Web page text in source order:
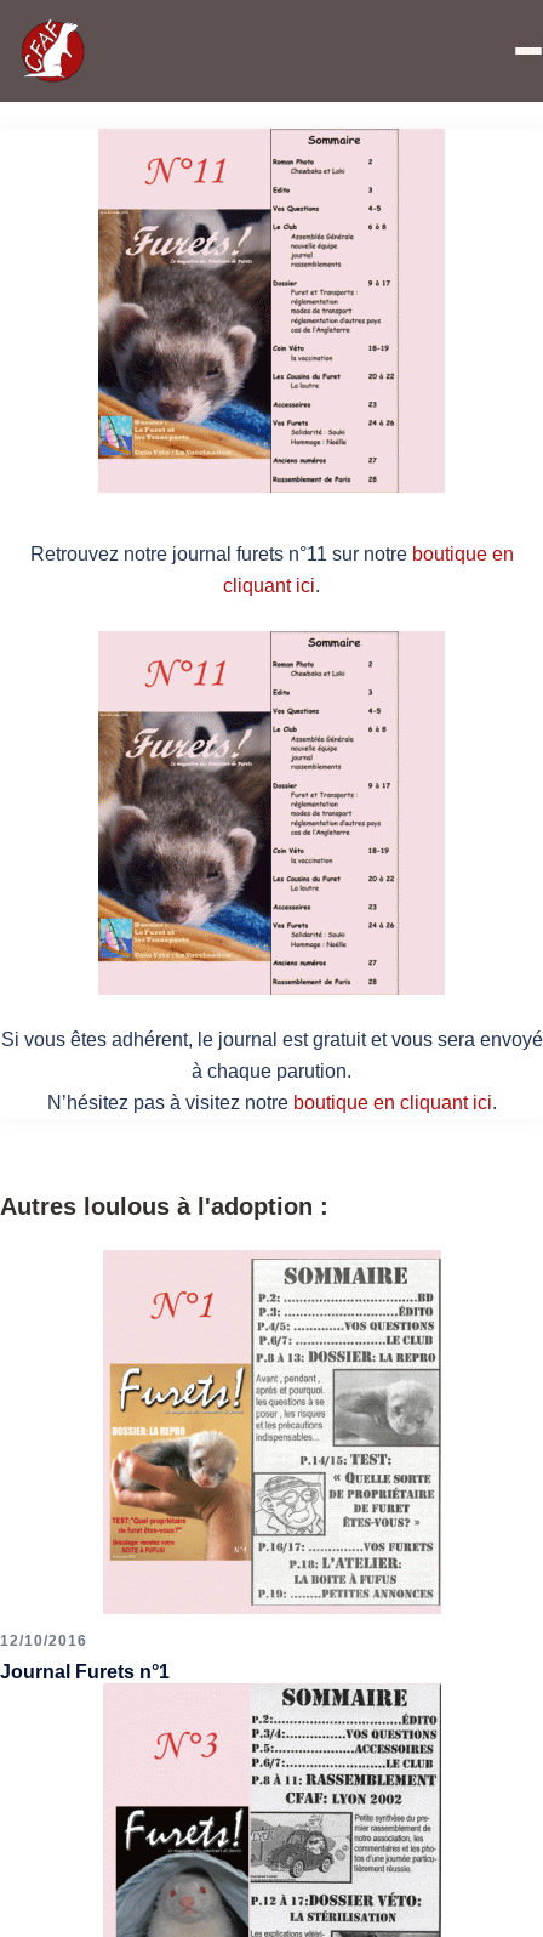
Accueil
Retrouvez notre journal furets n°11 sur notre boutique en
cliquant ici.
Si vous êtes adhérent, le journal est gratuit et vous sera envoyé
à chaque parution.
N’hésitez pas à visitez notre boutique en cliquant ici.
Autres loulous à l'adoption :
12/10/2016
Journal Furets n°1